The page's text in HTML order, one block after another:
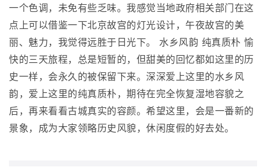
一个色调，未免有些乏味。我感觉当地政府相关部门在这
点上可以借鉴一下北京故宫的灯光设计，午夜故宫的美
丽、魅力，我觉得远胜于日光下。 水乡风韵 纯真质朴 愉
快的三天旅程，总是短暂的，但甜美的回忆都如这里的历
史一样，会永久的被保留下来。深深爱上这里的水乡风
韵，爱上这里的纯真质朴，期待在完全恢复湿地容貌之
后，再来看看古城真实的容颜。希望这里，会是一番新的
景象，成为大家领略历史风貌，休闲度假的好去处。